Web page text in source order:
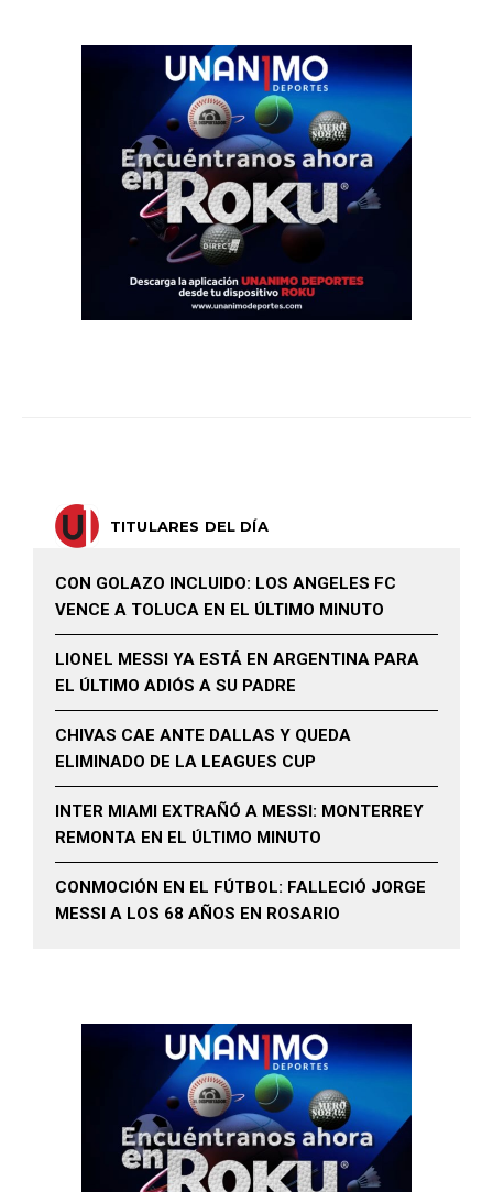
TITULARES DEL DÍA
CON GOLAZO INCLUIDO: LOS ANGELES FC
VENCE A TOLUCA EN EL ÚLTIMO MINUTO
LIONEL MESSI YA ESTÁ EN ARGENTINA PARA
EL ÚLTIMO ADIÓS A SU PADRE
CHIVAS CAE ANTE DALLAS Y QUEDA
ELIMINADO DE LA LEAGUES CUP
INTER MIAMI EXTRAÑÓ A MESSI: MONTERREY
REMONTA EN EL ÚLTIMO MINUTO
CONMOCIÓN EN EL FÚTBOL: FALLECIÓ JORGE
MESSI A LOS 68 AÑOS EN ROSARIO